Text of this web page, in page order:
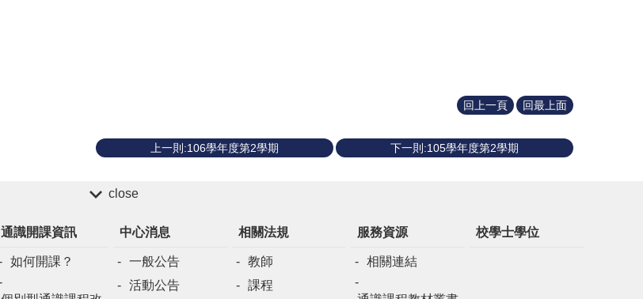
回上一頁 回最上面
上一則:106學年度第2學期 下一則:105學年度第2學期
close
通識開課資訊
如何開課？
中心消息
一般公告
活動公告
相關法規
教師
課程
服務資源
相關連結
校學士學位